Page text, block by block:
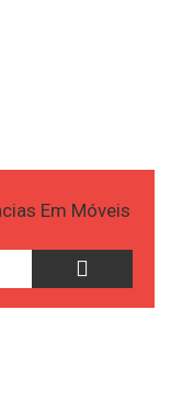
Em Móveis